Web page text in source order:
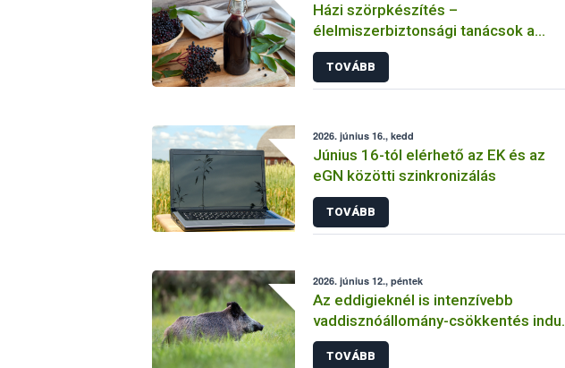
Házi szörpkészítés –
élelmiszerbiztonsági tanácsok a
Nébih-től
TOVÁBB
2026. június 16., kedd
Június 16-tól elérhető az EK és az
eGN közötti szinkronizálás
TOVÁBB
2026. június 12., péntek
Az eddigieknél is intenzívebb
vaddisznóállomány-csökkentés indul
az ASP megfékezésére
TOVÁBB